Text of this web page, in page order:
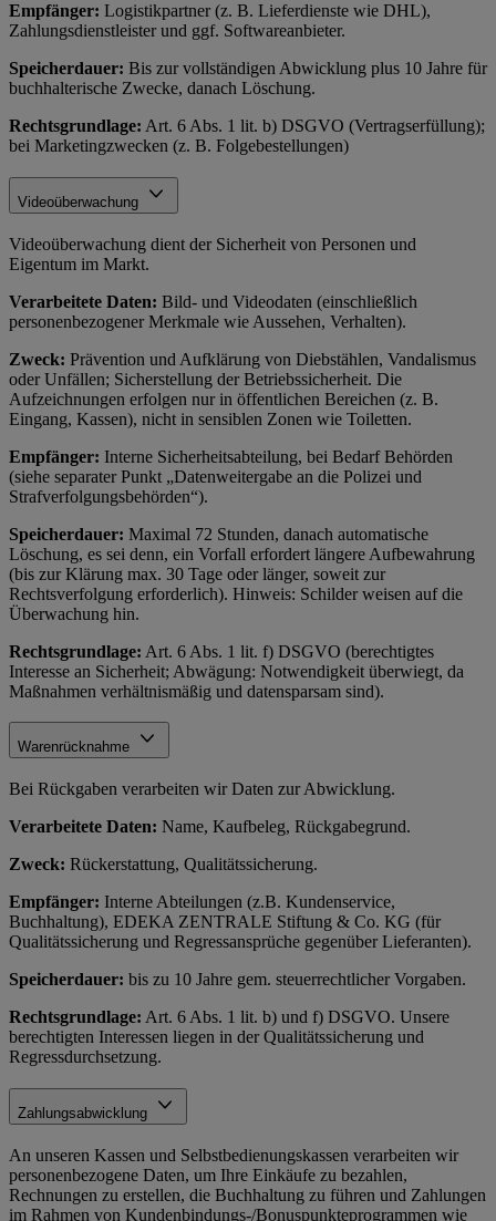
Empfänger: Logistikpartner (z. B. Lieferdienste wie DHL),
Zahlungsdienstleister und ggf. Softwareanbieter.
Speicherdauer: Bis zur vollständigen Abwicklung plus 10 Jahre für
buchhalterische Zwecke, danach Löschung.
Rechtsgrundlage: Art. 6 Abs. 1 lit. b) DSGVO (Vertragserfüllung);
bei Marketingzwecken (z. B. Folgebestellungen)
Videoüberwachung
Videoüberwachung dient der Sicherheit von Personen und
Eigentum im Markt.
Verarbeitete Daten: Bild- und Videodaten (einschließlich
personenbezogener Merkmale wie Aussehen, Verhalten).
Zweck: Prävention und Aufklärung von Diebstählen, Vandalismus
oder Unfällen; Sicherstellung der Betriebssicherheit. Die
Aufzeichnungen erfolgen nur in öffentlichen Bereichen (z. B.
Eingang, Kassen), nicht in sensiblen Zonen wie Toiletten.
Empfänger: Interne Sicherheitsabteilung, bei Bedarf Behörden
(siehe separater Punkt „Datenweitergabe an die Polizei und
Strafverfolgungsbehörden“).
Speicherdauer: Maximal 72 Stunden, danach automatische
Löschung, es sei denn, ein Vorfall erfordert längere Aufbewahrung
(bis zur Klärung max. 30 Tage oder länger, soweit zur
Rechtsverfolgung erforderlich). Hinweis: Schilder weisen auf die
Überwachung hin.
Rechtsgrundlage: Art. 6 Abs. 1 lit. f) DSGVO (berechtigtes
Interesse an Sicherheit; Abwägung: Notwendigkeit überwiegt, da
Maßnahmen verhältnismäßig und datensparsam sind).
Warenrücknahme
Bei Rückgaben verarbeiten wir Daten zur Abwicklung.
Verarbeitete Daten: Name, Kaufbeleg, Rückgabegrund.
Zweck: Rückerstattung, Qualitätssicherung.
Empfänger: Interne Abteilungen (z.B. Kundenservice,
Buchhaltung), EDEKA ZENTRALE Stiftung & Co. KG (für
Qualitätssicherung und Regressansprüche gegenüber Lieferanten).
Speicherdauer: bis zu 10 Jahre gem. steuerrechtlicher Vorgaben.
Rechtsgrundlage: Art. 6 Abs. 1 lit. b) und f) DSGVO. Unsere
berechtigten Interessen liegen in der Qualitätssicherung und
Regressdurchsetzung.
Zahlungsabwicklung
An unseren Kassen und Selbstbedienungskassen verarbeiten wir
personenbezogene Daten, um Ihre Einkäufe zu bezahlen,
Rechnungen zu erstellen, die Buchhaltung zu führen und Zahlungen
im Rahmen von Kundenbindungs-/Bonuspunkteprogrammen wie